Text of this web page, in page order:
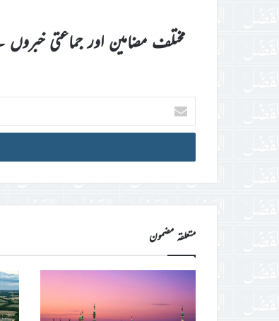
مختلف مضامین اور جماعتی
اپنا
ای
میل
ڈی
متعلقہ مضمون